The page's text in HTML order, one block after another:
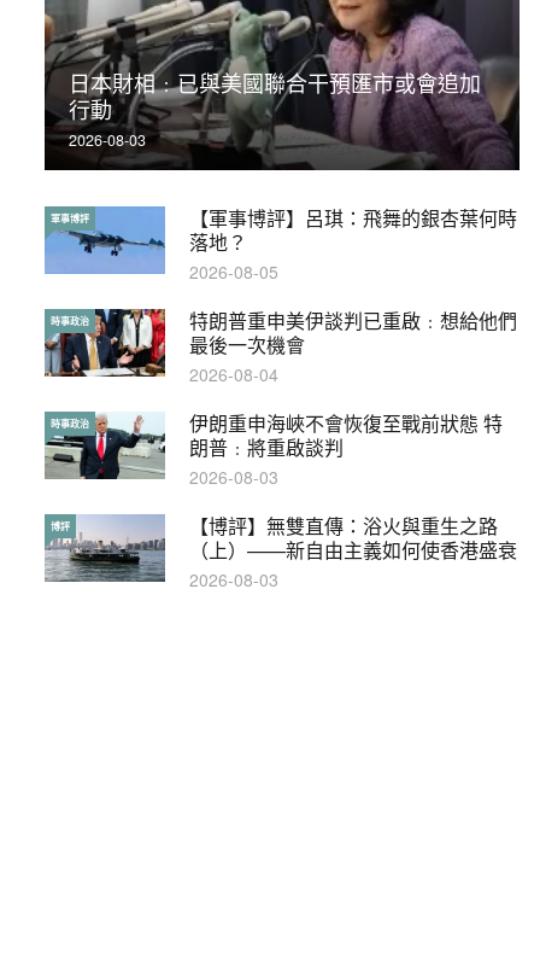
日本財相﹕已與美國聯合干預匯市或會追加
行動
2026-08-03
【軍事博評】呂琪：飛舞的銀杏葉何時
落地？
軍事博評
2026-08-05
特朗普重申美伊談判已重啟﹕想給他們
最後一次機會
時事政治
2026-08-04
伊朗重申海峽不會恢復至戰前狀態 特
朗普﹕將重啟談判
時事政治
2026-08-03
【博評】無雙直傳：浴火與重生之路
（上）——新自由主義如何使香港盛衰
博評
2026-08-03
荃灣反黑組「砌生豬肉」砌錯O記臥底4警員
被控
2019-11-01
【輕百科】被抽中當陪審員能拒絕嗎？
輕百科
2017-10-17
【輕盤點】集會遊行陸續有來？一文盡
覽8月示威活動
輕盤點
2019-08-30
本港保護兒童法例雜亂互相矛盾家長易
墮法網
特稿
2019-05-21
【輕百科】甚麼按摩院要領牌？顧客涉
及刑責嗎？
輕百科
2021-05-13